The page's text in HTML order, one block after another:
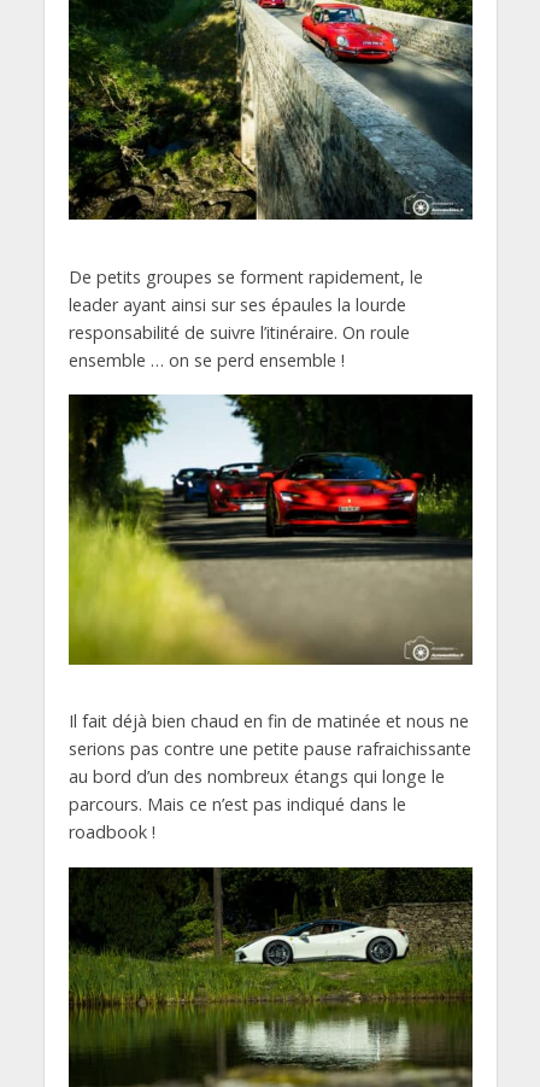
De petits groupes se forment rapidement, le
leader ayant ainsi sur ses épaules la lourde
responsabilité de suivre l’itinéraire. On roule
ensemble … on se perd ensemble !
Il fait déjà bien chaud en fin de matinée et nous ne
serions pas contre une petite pause rafraichissante
au bord d’un des nombreux étangs qui longe le
parcours. Mais ce n’est pas indiqué dans le
roadbook !